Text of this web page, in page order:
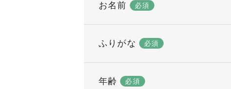
お名前 必須
ふりがな 必須
年齢 必須